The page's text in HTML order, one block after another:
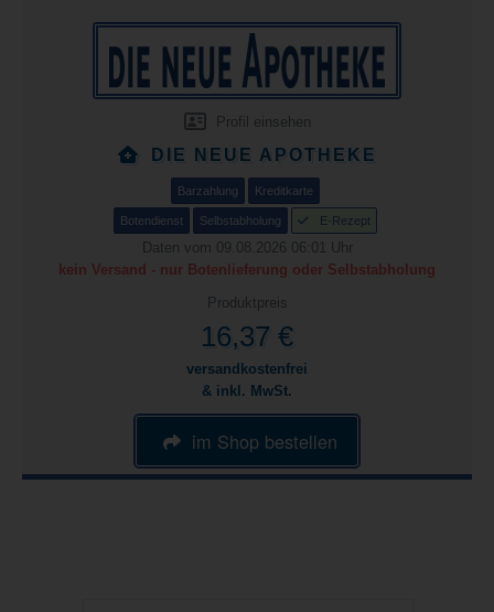
Profil einsehen
DIE NEUE APOTHEKE
Barzahlung Kreditkarte
Botendienst Selbstabholung E-Rezept
Daten vom 09.08.2026 06:01 Uhr
kein Versand - nur Botenlieferung oder Selbstabholung
Produktpreis
16,37 €
versandkostenfrei
& inkl. MwSt.
im Shop bestellen